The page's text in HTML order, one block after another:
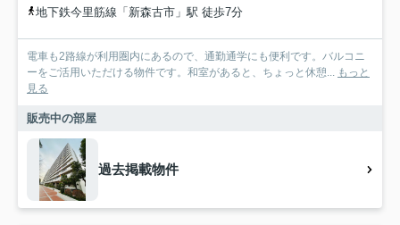
地下鉄今里筋線「新森古市」駅 徒歩7分
電車も2路線が利用圏内にあるので、通勤通学にも便利です。バルコニ
ーをご活用いただける物件です。和室があると、ちょっと休憩...
もっと
見る
販売中の部屋
過去掲載物件